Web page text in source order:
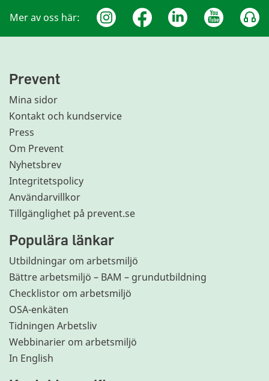
Mer av oss här:
Prevent
Mina sidor
Kontakt och kundservice
Press
Om Prevent
Nyhetsbrev
Integritetspolicy
Användarvillkor
Tillgänglighet på prevent.se
Populära länkar
Utbildningar om arbetsmiljö
Bättre arbetsmiljö – BAM – grundutbildning
Checklistor om arbetsmiljö
OSA-enkäten
Tidningen Arbetsliv
Webbinarier om arbetsmiljö
In English